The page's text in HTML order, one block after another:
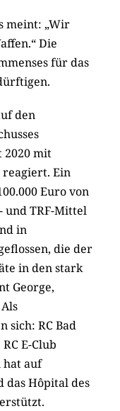
meint: „Wir
Die
für das
den
2020 mit
Ein
Euro von
und TRF-Mittel
in
die der
in den stark
George,
sich: RC Bad
E-Club
hat auf
das Hôpital des